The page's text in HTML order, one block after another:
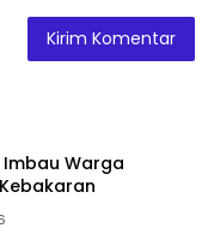
Warga